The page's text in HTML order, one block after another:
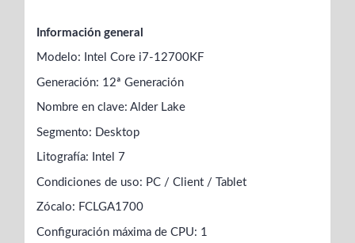
Información general
Modelo: Intel Core i7-12700KF
Generación: 12ª Generación
Nombre en clave: Alder Lake
Segmento: Desktop
Litografía: Intel 7
Condiciones de uso: PC / Client / Tablet
Zócalo: FCLGA1700
Configuración máxima de CPU: 1